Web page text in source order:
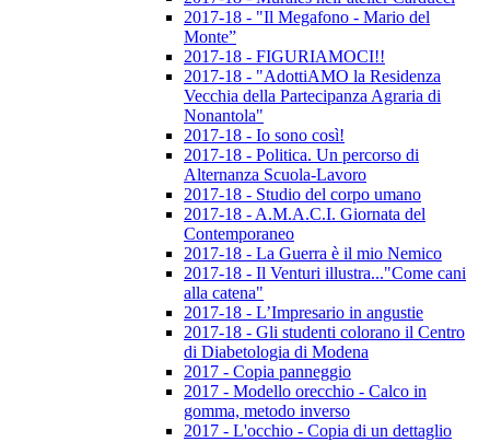
2017-18 - "Il Megafono - Mario del
Monte”
2017-18 - FIGURIAMOCI!!
2017-18 - "AdottiAMO la Residenza
Vecchia della Partecipanza Agraria di
Nonantola"
2017-18 - Io sono così!
2017-18 - Politica. Un percorso di
Alternanza Scuola-Lavoro
2017-18 - Studio del corpo umano
2017-18 - A.M.A.C.I. Giornata del
Contemporaneo
2017-18 - La Guerra è il mio Nemico
2017-18 - Il Venturi illustra..."Come cani
alla catena"
2017-18 - L’Impresario in angustie
2017-18 - Gli studenti colorano il Centro
di Diabetologia di Modena
2017 - Copia panneggio
2017 - Modello orecchio - Calco in
gomma, metodo inverso
2017 - L'occhio - Copia di un dettaglio